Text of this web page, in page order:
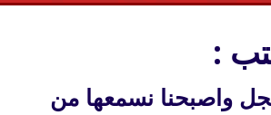
:
واصبحنا نسمعها من